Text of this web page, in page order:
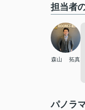
担当者
森山 拓真
パノラ